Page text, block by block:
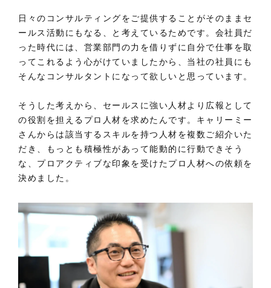
日々のコンサルティングをご提供することがそのままセ
ールス活動にもなる、と考えているためです。会社員だ
った時代には、営業部門の力を借りずに自分で仕事を取
ってこれるよう心がけていましたから、当社の社員にも
そんなコンサルタントになって欲しいと思っています。
そうした考えから、セールスに強い人材より広報として
の役割を担えるプロ人材を求めたんです。キャリーミー
さんからは該当するスキルを持つ人材を複数ご紹介いた
だき、もっとも積極性があって能動的に行動できそう
な、プロアクティブな印象を受けたプロ人材への依頼を
決めました。